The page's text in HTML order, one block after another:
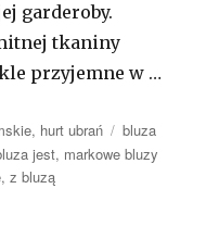
garderoby.
tkaniny
przyjemne w …
, hurt ubrań Tagi
bluza
jest, markowe bluzy
,z bluzą